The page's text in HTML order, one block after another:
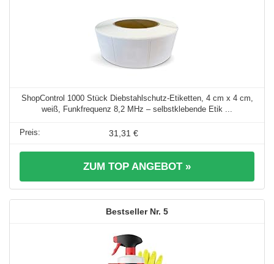
ShopControl 1000 Stück Diebstahlschutz-Etiketten, 4 cm x 4 cm,
weiß, Funkfrequenz 8,2 MHz – selbstklebende Etik ...
31,31 €
ZUM TOP ANGEBOT »
5